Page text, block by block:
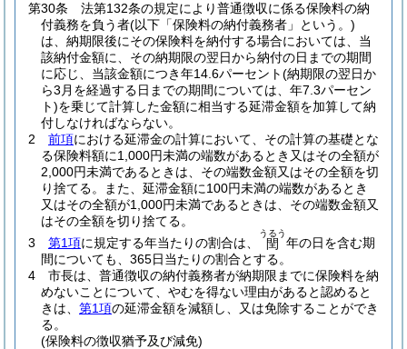
第30条
法第132条の規定により普通徴収に係る保険料の納
付義務を負う者(以下「保険料の納付義務者」という。)
は、納期限後にその保険料を納付する場合においては、当
該納付金額に、その納期限の翌日から納付の日までの期間
に応じ、当該金額につき年14.6パーセント(納期限の翌日か
ら3月を経過する日までの期間については、年7.3パーセン
ト)を乗じて計算した金額に相当する延滞金額を加算して納
付しなければならない。
2
前項における延滞金の計算において、その計算の基礎とな
る保険料額に1,000円未満の端数があるとき又はその全額が
2,000円未満であるときは、その端数金額又はその全額を切
り捨てる。
また、延滞金額に100円未満の端数があるとき
又はその全額が1,000円未満であるときは、その端数金額又
はその全額を切り捨てる。
3
第1項に規定する年当たりの割合は、 閏
うるう
年の日を含む期
間についても、365日当たりの割合とする。
4
市長は、普通徴収の納付義務者が納期限までに保険料を納
めないことについて、やむを得ない理由があると認めると
きは、 第1項の延滞金額を減額し、又は免除することができ
る。
(保険料の徴収猶予及び減免)